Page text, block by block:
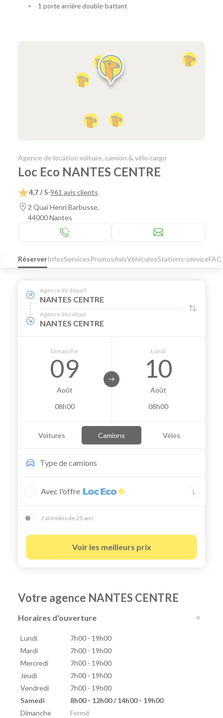
1 porte arrière double-battant
Agence de location voiture, camion & vélo cargo
Loc Eco NANTES CENTRE
4,7 / 5-961 avis clients
2 Quai Henri Barbusse,
44000 Nantes
RéserverInfosServicesPromosAvisVéhiculesStations-serviceFAQ
Agence de départ
NANTES CENTRE
Agence de retour
NANTES CENTRE
Dimanche
09
Août
08h00
Lundi
10
Août
08h00
Voitures Camions Vélos
Type decamions
Avec l'offre
J'ai moins de 25 ans
Voir les meilleurs prix
Votre agence NANTES CENTRE
Horaires d'ouverture
Lundi
7h00 - 19h00
Mardi
7h00 - 19h00
Mercredi
7h00 - 19h00
Jeudi
7h00 - 19h00
Vendredi
7h00 - 19h00
Samedi
8h00 - 12h00 / 14h00 - 19h00
Dimanche
Fermé